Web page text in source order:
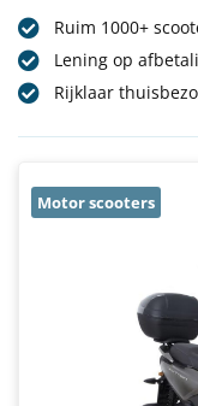
Ruim 1000+
Lening op
Rijklaar
Motor scooters